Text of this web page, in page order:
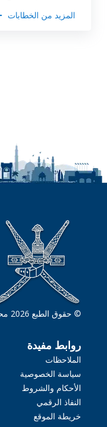
المزيد من الخطابات
© حقوق الطبع 2026 محفوظة لدى وزارة الخارجية
روابط مفيدة
الملاحظات
سياسة الخصوصية
الأحكام والشروط
النفاذ الرقمي
خريطة الموقع